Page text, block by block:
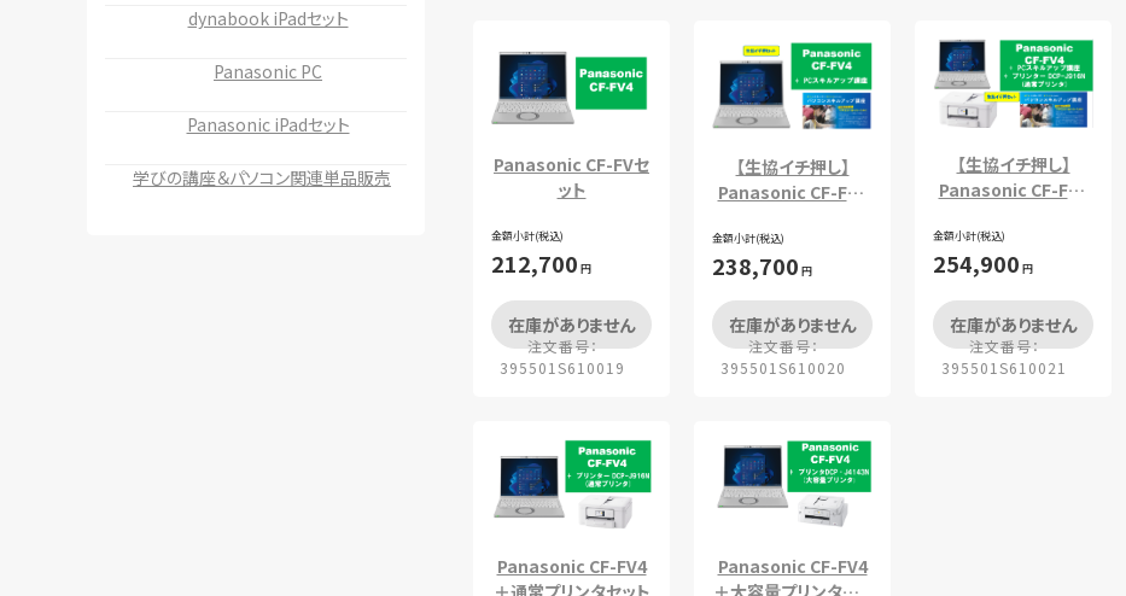
dynabook iPadセット
Panasonic PC
Panasonic iPadセット
学びの講座＆パソコン関連単品販売
Panasonic CF-FVセ
ット
金額小計(税込)
212,700 円
在庫がありません
注文番号：
395501S610019
【生協イチ押し】
Panasonic CF-FV4
座セット
金額小計(税込)
238,700 円
在庫がありません
注文番号：
395501S610020
【生協イチ押し】
Panasonic CF-FV4
座＋通常プリンタセッ
ト
金額小計(税込)
254,900 円
在庫がありません
注文番号：
395501S610021
Panasonic CF-FV4
＋通常プリンタセット
Panasonic CF-FV4
＋大容量プリンタセッ